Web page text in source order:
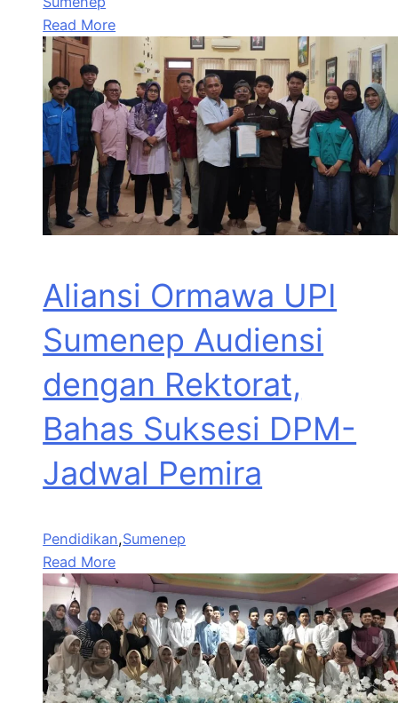
Read More
Aliansi Ormawa UPI
Sumenep Audiensi
dengan Rektorat,
Bahas Suksesi DPM-
Jadwal Pemira
Pendidikan,Sumenep
Read More